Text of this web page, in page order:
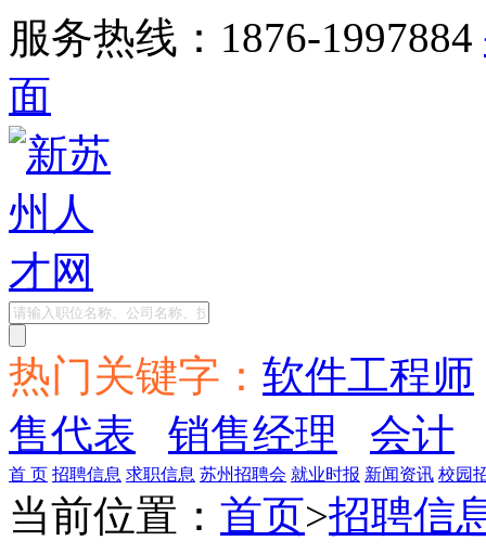
服务热线：1876-1997884
面
热门关键字： 软件工程师
售代表
销售经理 会计
首 页 招聘信息 求职信息 苏州招聘会 就业时报 新闻资讯 校园
当前位置： 首页>招聘信